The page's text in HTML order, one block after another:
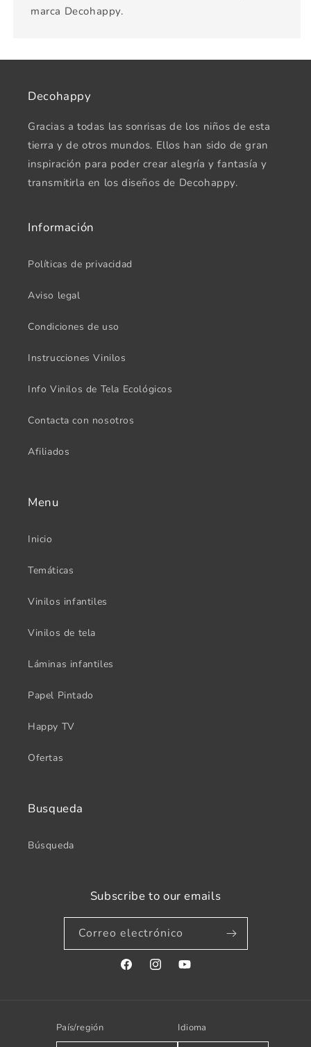
marca Decohappy.
Decohappy
Gracias a todas las sonrisas de los niños de esta
tierra y de otros mundos. Ellos han sido de gran
inspiración para poder crear alegría y fantasía y
transmitirla en los diseños de Decohappy.
Información
Políticas de privacidad
Aviso legal
Condiciones de uso
Instrucciones Vinilos
Info Vinilos de Tela Ecológicos
Contacta con nosotros
Afiliados
Menu
Inicio
Temáticas
Vinilos infantiles
Vinilos de tela
Láminas infantiles
Papel Pintado
Happy TV
Ofertas
Busqueda
Búsqueda
Subscribe to our emails
Correo electrónico
FacebookInstagramYouTube
País/región Idioma